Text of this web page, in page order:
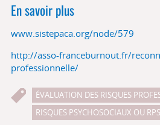
En savoir plus
www.sistepaca.org/node/579
http://asso-franceburnout.fr/
professionnelle/
ÉVALUATION DES RISQUES
RISQUES PSYCHOSOCIAUX OU RPS